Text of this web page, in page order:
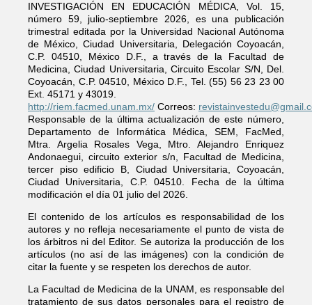
INVESTIGACIÓN EN EDUCACIÓN MÉDICA, Vol. 15,
número 59, julio-septiembre 2026, es una publicación
trimestral editada por la Universidad Nacional Autónoma
de México, Ciudad Universitaria, Delegación Coyoacán,
C.P. 04510, México D.F., a través de la Facultad de
Medicina, Ciudad Universitaria, Circuito Escolar S/N, Del.
Coyoacán, C.P. 04510, México D.F., Tel. (55) 56 23 23 00
Ext. 45171 y 43019.
http://riem.facmed.unam.mx/ Correos:
Responsable de la última actualización de este número,
Departamento de Informática Médica, SEM, FacMed,
Mtra. Argelia Rosales Vega, Mtro. Alejandro Enriquez
Andonaegui, circuito exterior s/n, Facultad de Medicina,
tercer piso edificio B, Ciudad Universitaria, Coyoacán,
Ciudad Universitaria, C.P. 04510. Fecha de la última
modificación el día 01 julio del 2026.
El contenido de los artículos es responsabilidad de los
autores y no refleja necesariamente el punto de vista de
los árbitros ni del Editor. Se autoriza la producción de los
artículos (no así de las imágenes) con la condición de
citar la fuente y se respeten los derechos de autor.
La Facultad de Medicina de la UNAM, es responsable del
tratamiento de sus datos personales para el registro de